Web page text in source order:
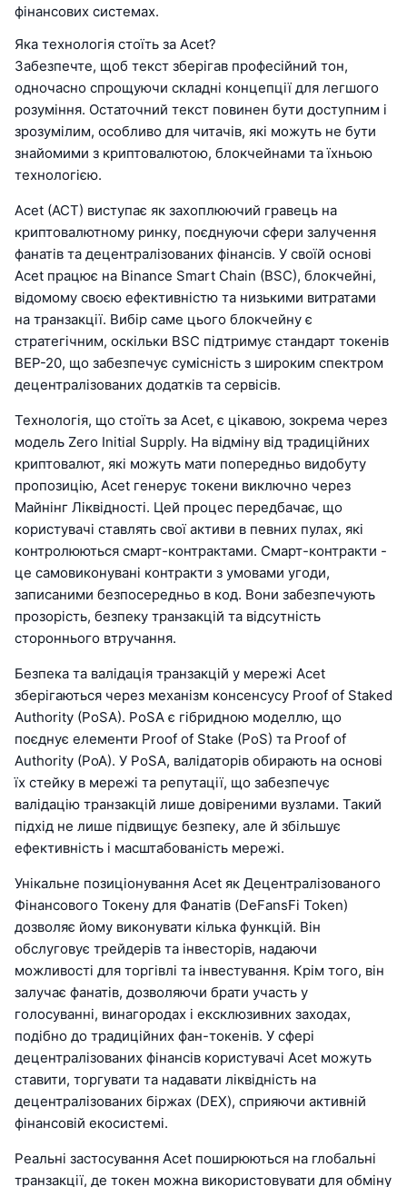
фінансових системах.
Яка технологія стоїть за Acet?
Забезпечте, щоб текст зберігав професійний тон,
одночасно спрощуючи складні концепції для легшого
розуміння. Остаточний текст повинен бути доступним і
зрозумілим, особливо для читачів, які можуть не бути
знайомими з криптовалютою, блокчейнами та їхньою
технологією.
Acet (ACT) виступає як захоплюючий гравець на
криптовалютному ринку, поєднуючи сфери залучення
фанатів та децентралізованих фінансів. У своїй основі
Acet працює на Binance Smart Chain (BSC), блокчейні,
відомому своєю ефективністю та низькими витратами
на транзакції. Вибір саме цього блокчейну є
стратегічним, оскільки BSC підтримує стандарт токенів
BEP-20, що забезпечує сумісність з широким спектром
децентралізованих додатків та сервісів.
Технологія, що стоїть за Acet, є цікавою, зокрема через
модель Zero Initial Supply. На відміну від традиційних
криптовалют, які можуть мати попередньо видобуту
пропозицію, Acet генерує токени виключно через
Майнінг Ліквідності. Цей процес передбачає, що
користувачі ставлять свої активи в певних пулах, які
контролюються смарт-контрактами. Смарт-контракти -
це самовиконувані контракти з умовами угоди,
записаними безпосередньо в код. Вони забезпечують
прозорість, безпеку транзакцій та відсутність
стороннього втручання.
Безпека та валідація транзакцій у мережі Acet
зберігаються через механізм консенсусу Proof of Staked
Authority (PoSA). PoSA є гібридною моделлю, що
поєднує елементи Proof of Stake (PoS) та Proof of
Authority (PoA). У PoSA, валідаторів обирають на основі
їх стейку в мережі та репутації, що забезпечує
валідацію транзакцій лише довіреними вузлами. Такий
підхід не лише підвищує безпеку, але й збільшує
ефективність і масштабованість мережі.
Унікальне позиціонування Acet як Децентралізованого
Фінансового Токену для Фанатів (DeFansFi Token)
дозволяє йому виконувати кілька функцій. Він
обслуговує трейдерів та інвесторів, надаючи
можливості для торгівлі та інвестування. Крім того, він
залучає фанатів, дозволяючи брати участь у
голосуванні, винагородах і ексклюзивних заходах,
подібно до традиційних фан-токенів. У сфері
децентралізованих фінансів користувачі Acet можуть
ставити, торгувати та надавати ліквідність на
децентралізованих біржах (DEX), сприяючи активній
фінансовій екосистемі.
Реальні застосування Acet поширюються на глобальні
транзакції, де токен можна використовувати для обміну